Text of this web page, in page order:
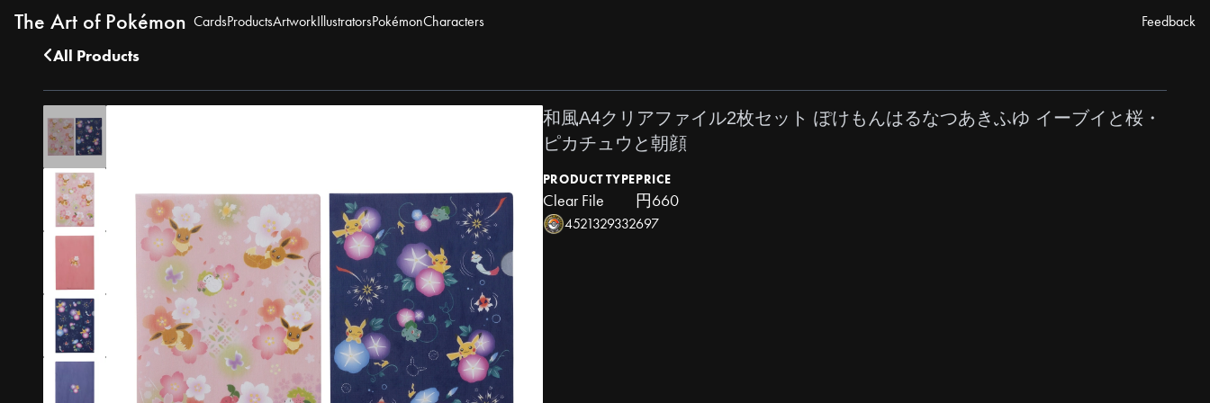
The Art of Pokémon CardsProductsArtworkIllustratorsPokémonCharacters Feedback
All Products
和風A4クリアファイル2枚セット ぽけもんはるなつあきふゆ イーブイと桜・
ピカチュウと朝顔
PRODUCT TYPE
Clear File
PRICE
円660
4521329332697